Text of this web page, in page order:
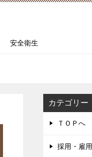
安全衛生
カテゴリー
ＴＯＰへ
採用・雇用